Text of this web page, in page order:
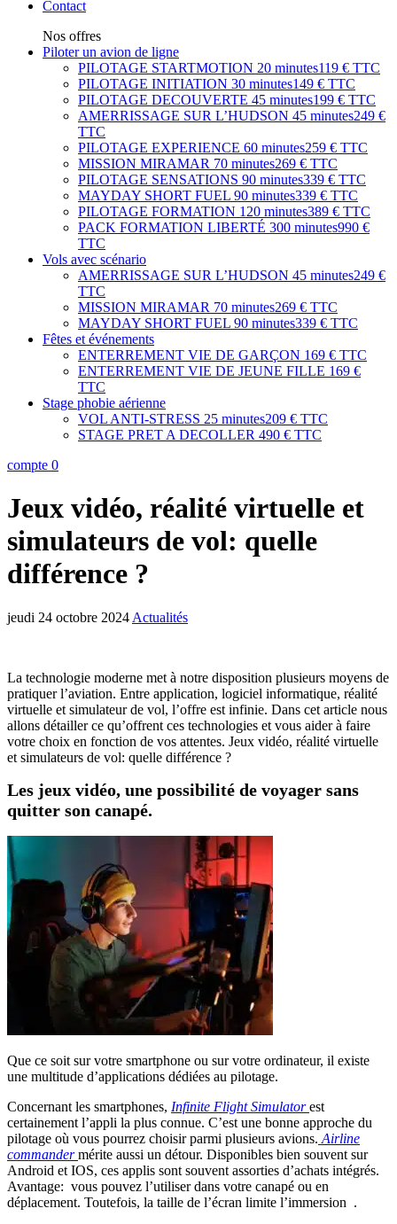
Contact
Nos offres
Piloter un avion de ligne
PILOTAGE STARTMOTION 20 minutes119 € TTC
PILOTAGE INITIATION 30 minutes149 € TTC
PILOTAGE DECOUVERTE 45 minutes199 € TTC
AMERRISSAGE SUR L’HUDSON 45 minutes249 €
TTC
PILOTAGE EXPERIENCE 60 minutes259 € TTC
MISSION MIRAMAR 70 minutes269 € TTC
PILOTAGE SENSATIONS 90 minutes339 € TTC
MAYDAY SHORT FUEL 90 minutes339 € TTC
PILOTAGE FORMATION 120 minutes389 € TTC
PACK FORMATION LIBERTÉ 300 minutes990 €
TTC
Vols avec scénario
AMERRISSAGE SUR L’HUDSON 45 minutes249 €
TTC
MISSION MIRAMAR 70 minutes269 € TTC
MAYDAY SHORT FUEL 90 minutes339 € TTC
Fêtes et événements
ENTERREMENT VIE DE GARÇON 169 € TTC
ENTERREMENT VIE DE JEUNE FILLE 169 €
TTC
Stage phobie aérienne
VOL ANTI-STRESS 25 minutes209 € TTC
STAGE PRET A DECOLLER 490 € TTC
compte 0
Jeux vidéo, réalité virtuelle et
simulateurs de vol: quelle
différence ?
jeudi 24 octobre 2024 Actualités
La technologie moderne met à notre disposition plusieurs moyens de
pratiquer l’aviation. Entre application, logiciel informatique, réalité
virtuelle et simulateur de vol, l’offre est infinie. Dans cet article nous
allons détailler ce qu’offrent ces technologies et vous aider à faire
votre choix en fonction de vos attentes. Jeux vidéo, réalité virtuelle
et simulateurs de vol: quelle différence ?
Les jeux vidéo, une possibilité de voyager sans
quitter son canapé.
Que ce soit sur votre smartphone ou sur votre ordinateur, il existe
une multitude d’applications dédiées au pilotage.
Concernant les smartphones, Infinite Flight Simulatorest
certainement l’appli la plus connue. C’est une bonne approche du
pilotage où vous pourrez choisir parmi plusieurs avions. Airline
commandermérite aussi un détour. Disponibles bien souvent sur
Android et IOS, ces applis sont souvent assorties d’achats intégrés.
Avantage: vous pouvez l’utiliser dans votre canapé ou en
déplacement. Toutefois, la taille de l’écran limite l’immersion .